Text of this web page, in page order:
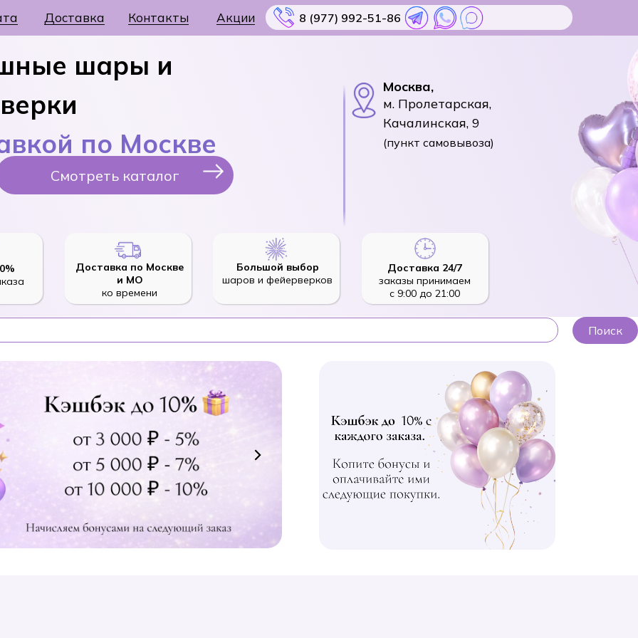
Доставка Акции
Контакты 8 (977) 992-51-86
Доставка 24/7
заказы принимаем
с 9:00 до 21:00
(пункт самовывоза)
Москва,
м. Пролетарская,
Качалинская, 9
шары и
по Москве
Доставка по Москве
и МО
ко времени
Большой выбор
шаров и фейерверков
Смотреть каталог
Поиск